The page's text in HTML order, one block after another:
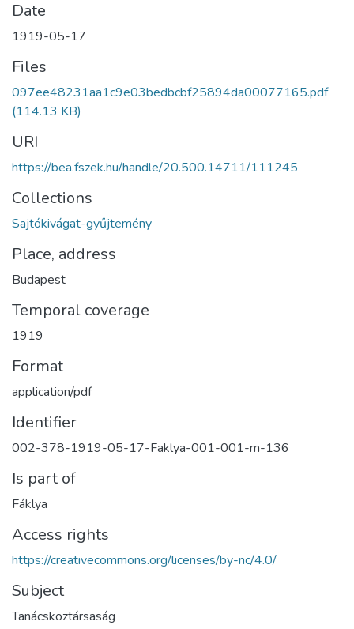
Date
1919-05-17
Files
097ee48231aa1c9e03bedbcbf25894da00077165.pdf
(114.13 KB)
URI
https://bea.fszek.hu/handle/20.500.14711/111245
Collections
Sajtókivágat-gyűjtemény
Place, address
Budapest
Temporal coverage
1919
Format
application/pdf
Identifier
002-378-1919-05-17-Faklya-001-001-m-136
Is part of
Fáklya
Access rights
https://creativecommons.org/licenses/by-nc/4.0/
Subject
Tanácsköztársaság